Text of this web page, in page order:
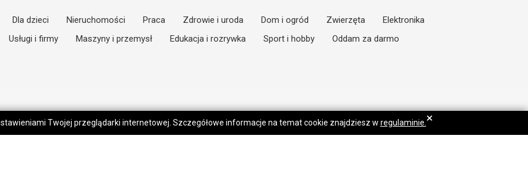
Dla dzieci Nieruchomości Praca Zdrowie i uroda Dom i ogród Zwierzęta
Elektronika
Usługi i firmy Maszyny i przemysł Edukacja i rozrywka Sport i hobby
Oddam za darmo
Twojej przeglądarki internetowej. Szczegółowe informacje na temat cookie znajdziesz w regulaminie. ×